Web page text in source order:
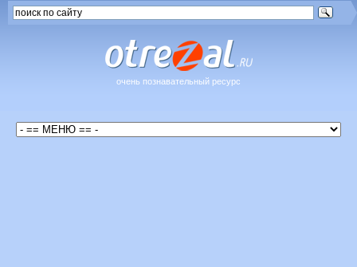
очень познавательный ресурс